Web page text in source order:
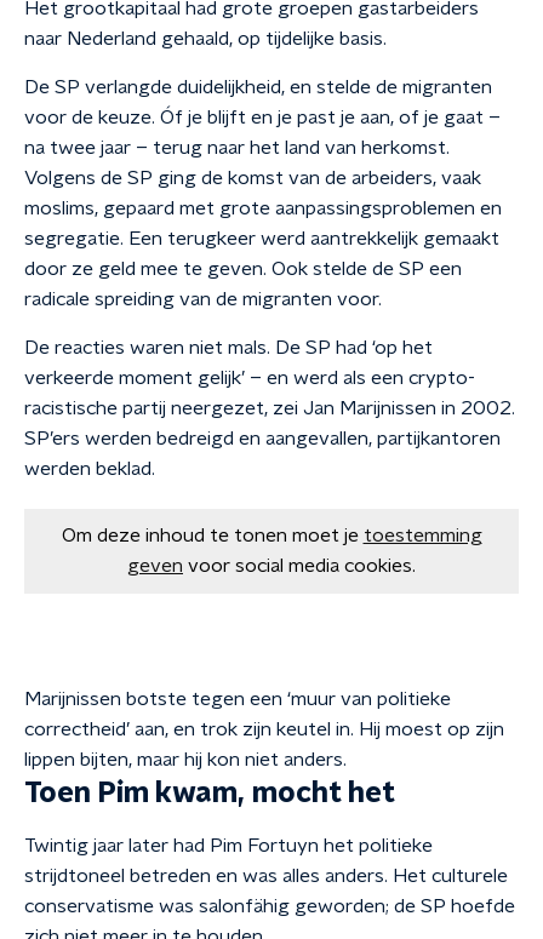
Het grootkapitaal had grote groepen gastarbeiders
naar Nederland gehaald, op tijdelijke basis.
De SP verlangde duidelijkheid, en stelde de migranten
voor de keuze. Óf je blijft en je past je aan, of je gaat –
na twee jaar – terug naar het land van herkomst.
Volgens de SP ging de komst van de arbeiders, vaak
moslims, gepaard met grote aanpassingsproblemen en
segregatie. Een terugkeer werd aantrekkelijk gemaakt
door ze geld mee te geven. Ook stelde de SP een
radicale spreiding van de migranten voor.
De reacties waren niet mals. De SP had ‘op het
verkeerde moment gelijk’ – en werd als een crypto-
racistische partij neergezet, zei Jan Marijnissen in 2002.
SP’ers werden bedreigd en aangevallen, partijkantoren
werden beklad.
Om deze inhoud te tonen moet je toestemming
geven voor social media cookies.
Marijnissen botste tegen een ‘muur van politieke
correctheid’ aan, en trok zijn keutel in. Hij moest op zijn
lippen bijten, maar hij kon niet anders.
Toen Pim kwam, mocht het
Twintig jaar later had Pim Fortuyn het politieke
strijdtoneel betreden en was alles anders. Het culturele
conservatisme was salonfähig geworden; de SP hoefde